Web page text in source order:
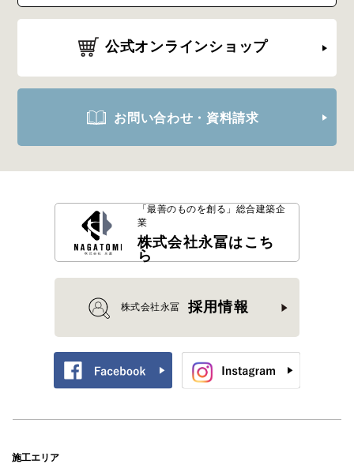
公式オンラインショップ
お問い合わせ・資料請求
「最善のものを創る」 総合建築企
業
株式会社永冨はこち
ら
株式会社永冨 採用情報
施工エリア